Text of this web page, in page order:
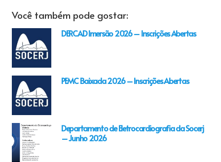
Você também pode gostar:
DERCAD Imersão 2026 – Inscrições Abertas
PEMC Baixada 2026 – Inscrições Abertas
Departamento de Eletrocardiografia da Socerj
– Junho 2026